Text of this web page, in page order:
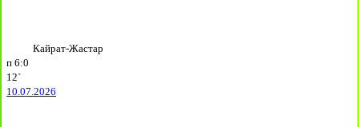
Кайрат-Жастар
п 6:0
12`
10.07.2026